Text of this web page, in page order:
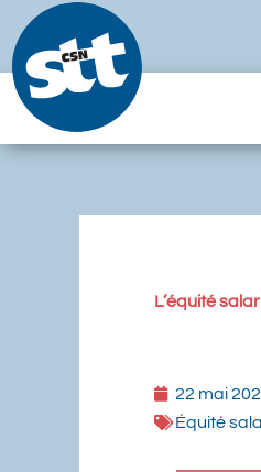
Aller
au
contenu
L’équité
22 mai
Équité